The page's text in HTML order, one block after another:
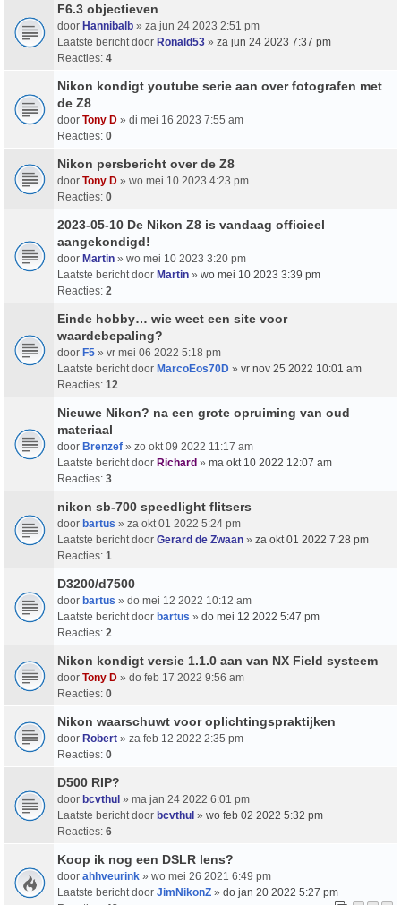
F6.3 objectieven
door Hannibalb » za jun 24 2023 2:51 pm
Laatste bericht door Ronald53 » za jun 24 2023 7:37 pm
Reacties: 4
Nikon kondigt youtube serie aan over fotografen met
de Z8
door Tony D » di mei 16 2023 7:55 am
Reacties: 0
Nikon persbericht over de Z8
door Tony D » wo mei 10 2023 4:23 pm
Reacties: 0
2023-05-10 De Nikon Z8 is vandaag officieel
aangekondigd!
door Martin » wo mei 10 2023 3:20 pm
Laatste bericht door Martin » wo mei 10 2023 3:39 pm
Reacties: 2
Einde hobby… wie weet een site voor
waardebepaling?
door F5 » vr mei 06 2022 5:18 pm
Laatste bericht door MarcoEos70D » vr nov 25 2022 10:01 am
Reacties: 12
Nieuwe Nikon? na een grote opruiming van oud
materiaal
door Brenzef » zo okt 09 2022 11:17 am
Laatste bericht door Richard » ma okt 10 2022 12:07 am
Reacties: 3
nikon sb-700 speedlight flitsers
door bartus » za okt 01 2022 5:24 pm
Laatste bericht door Gerard de Zwaan » za okt 01 2022 7:28 pm
Reacties: 1
D3200/d7500
door bartus » do mei 12 2022 10:12 am
Laatste bericht door bartus » do mei 12 2022 5:47 pm
Reacties: 2
Nikon kondigt versie 1.1.0 aan van NX Field systeem
door Tony D » do feb 17 2022 9:56 am
Reacties: 0
Nikon waarschuwt voor oplichtingspraktijken
door Robert » za feb 12 2022 2:35 pm
Reacties: 0
D500 RIP?
door bcvthul » ma jan 24 2022 6:01 pm
Laatste bericht door bcvthul » wo feb 02 2022 5:32 pm
Reacties: 6
Koop ik nog een DSLR lens?
door ahhveurink » wo mei 26 2021 6:49 pm
Laatste bericht door JimNikonZ » do jan 20 2022 5:27 pm